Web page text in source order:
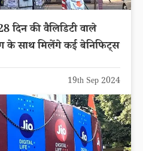
की वैलिडिटी वाले
के साथ मिलेंगे कई बेनिफिट्स
19th Sep 2024